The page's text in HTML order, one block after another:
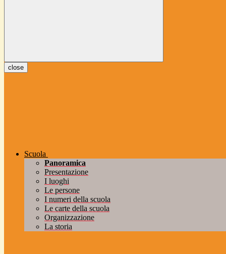
close
Scuola
Panoramica
Presentazione
I luoghi
Le persone
I numeri della scuola
Le carte della scuola
Organizzazione
La storia